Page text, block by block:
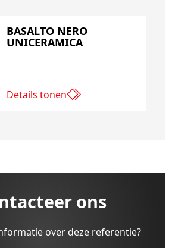
BASALTO NERO
UNICERAMICA
Details tonen
ons
over deze referentie?